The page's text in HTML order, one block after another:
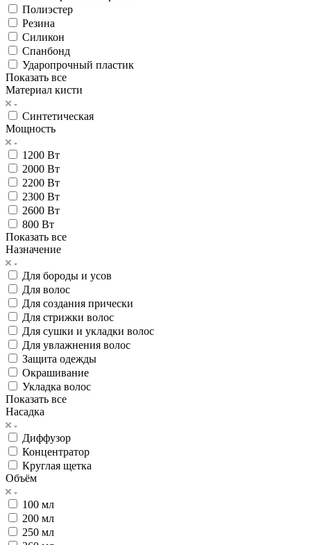
Полиэстер
Резина
Силикон
Спанбонд
Ударопрочный пластик
Показать все
Материал кисти
Синтетическая
Мощность
1200 Вт
2000 Вт
2200 Вт
2300 Вт
2600 Вт
800 Вт
Показать все
Назначение
Для бороды и усов
Для волос
Для создания прически
Для стрижки волос
Для сушки и укладки волос
Для увлажнения волос
Защита одежды
Окрашивание
Укладка волос
Показать все
Насадка
Диффузор
Концентратор
Круглая щетка
Объём
100 мл
200 мл
250 мл